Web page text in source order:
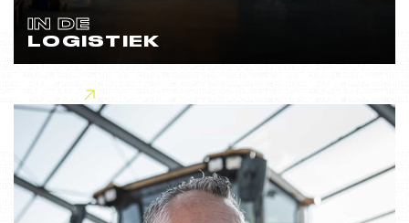
IN DE
LOGISTIEK